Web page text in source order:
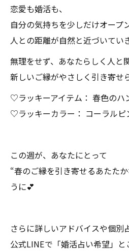
恋愛も婚活も、
自分の気持ちを少しだけオープ
人との距離が自然と近づいてい
無理をせず、あなたらしく人と
新しいご縁がやさしく引き寄せ
♡ラッキーアイテム： 春色のハ
♡ラッキーカラー： コーラルピ
この週が、あなたにとって
“春のご縁を引き寄せるあたた
うに💕
さらに詳しいアドバイスや個別
公式LINEで「婚活占い希望」と